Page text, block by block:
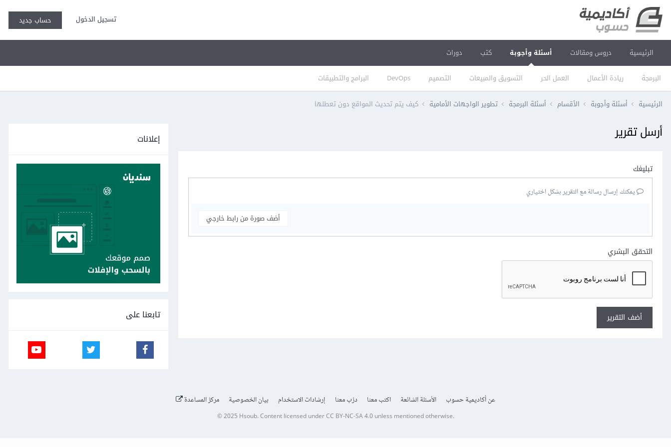
تسجيل الدخول حساب جديد
الرئيسية دروس ومقالات أسئلة وأجوبة
البرمجة ريادة الأعمال العمل الحر التسويق والمبيعات التصميم DevOps البرامج والتطبيقات
كتب دورات
الرئيسية أسئلة وأجوبة الأقسام أسئلة البرمجة تطوير الواجهات الأمامية كيف يتم تحديث المواقع دون تعطلها
أرسل تقرير
تبليغك
يمكنك إرسال رسالة مع التقرير بشكل اختياري
أضف صورة من رابط خارجي
التحقق البشري
أضف التقرير
إعلانات
تابعنا على
عن أكاديمية حسوب الأسئلة الشائعة اكتب معنا درّب معنا إرشادات الاستخدام بيان الخصوصية مركز المساعدة
© 2025 Hsoub.Content licensed underCC BY-NC-SA 4.0unless mentioned otherwise.